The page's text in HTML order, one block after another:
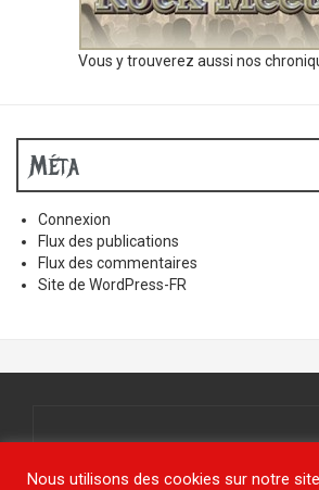
Vous y trouverez aussi nos
Méta
Connexion
Flux des publications
Flux des commentaires
Site de WordPress-FR
© www.jy-étais.com 2021
Nous utilisons des cookies sur notre